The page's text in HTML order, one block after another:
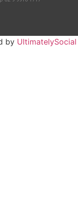
by UltimatelySocial